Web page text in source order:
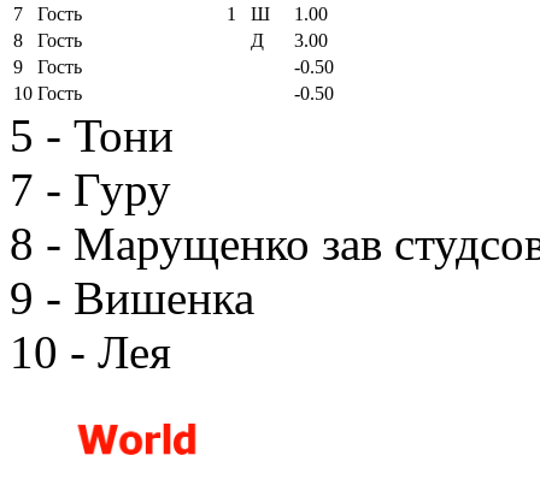
7
Гость 1 Ш
1.00
8
Гость Д
3.00
9
Гость
-0.50
10 Гость -0.50
5 - Тони
7 - Гуру
8 - Марущенко зав
9 - Вишенка
10 - Лея